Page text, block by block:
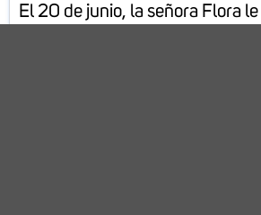
El 20 de junio, la señora Flora